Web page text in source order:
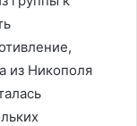
из Никополя